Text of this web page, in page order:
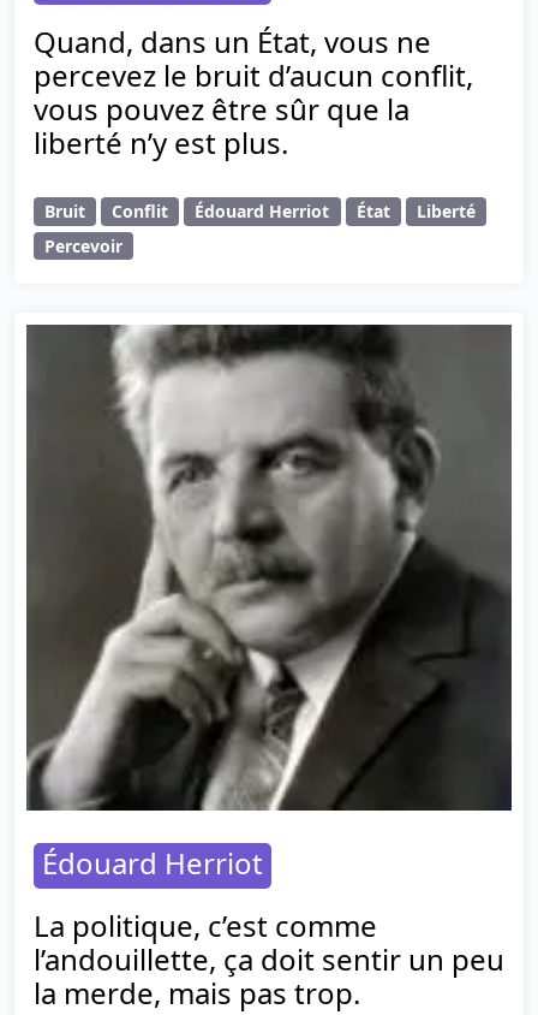
Quand, dans un État, vous ne
percevez le bruit d’aucun conflit,
vous pouvez être sûr que la
liberté n’y est plus.
Bruit Conflit Édouard Herriot État
Liberté
Percevoir
Édouard Herriot
La politique, c’est comme
l’andouillette, ça doit sentir un peu
la merde, mais pas trop.